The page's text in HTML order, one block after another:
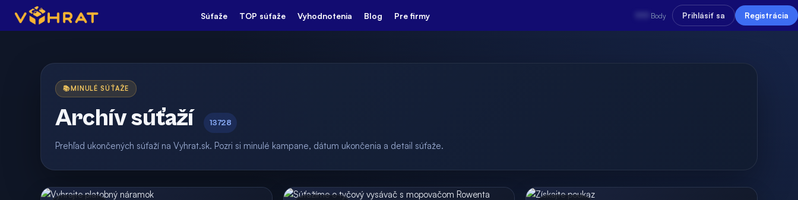
Súťaže TOP súťaže Vyhodnotenia Blog Pre firmy Body Prihlásiť sa Registrácia
📚 MINULÉ SÚŤAŽE
Archív súťaží 13728
Prehľad ukončených súťaží na Vyhrat.sk. Pozri si minulé kampane, dátum ukončenia a detail súťaže.